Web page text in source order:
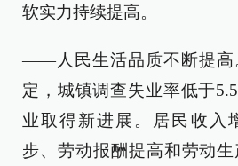
软实力持续提高。
——人民生活品质不断提高
定，城镇调查失业率低于
业取得新进展。居民收入
步、劳动报酬提高和劳动